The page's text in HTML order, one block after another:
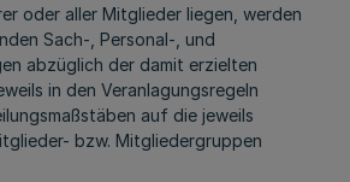
oder aller Mitglieder liegen, werden
Sach-, Personal-, und
abzüglich der damit erzielten
in den Veranlagungsregeln
auf die jeweils
bzw. Mitgliedergruppen